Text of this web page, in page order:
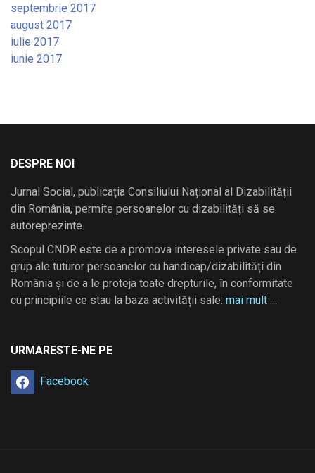
septembrie 2017
august 2017
iulie 2017
iunie 2017
DESPRE NOI
Jurnal Social, publicația Consiliului Național al Dizabilității
din România, permite persoanelor cu dizabilități să se
autoreprezinte.
Scopul CNDR este de a promova interesele private sau de
grup ale tuturor persoanelor cu handicap/dizabilități din
România și de a le proteja toate drepturile, în conformitate
cu principiile ce stau la baza activității sale: mai mult …
URMARESTE-NE PE
Facebook